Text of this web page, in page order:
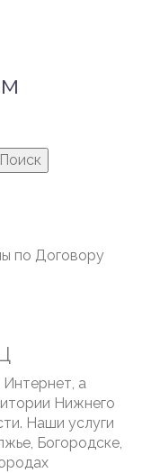
по Договору
а
Нижнего
Наши услуги
Богородске,